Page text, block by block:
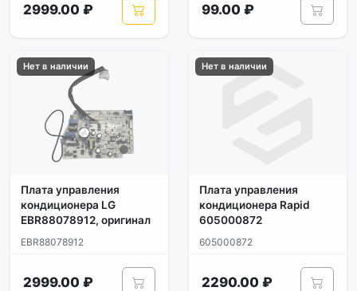
2999.00 ₽ 99.00 ₽
Нет в наличии
Плата управления
кондиционера LG
EBR88078912, оригинал
EBR88078912
2999.00 ₽
Нет в наличии
Плата управления
кондиционера Rapid
605000872
605000872
2290.00 ₽